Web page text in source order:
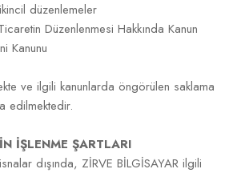
düzenlemeler
Düzenlenmesi Hakkında Kanun
Kanunu
ve ilgili kanunlarda öngörülen saklama
edilmektedir.
İŞLENME ŞARTLARI
dışında, ZİRVE BİLGİSAYAR ilgili